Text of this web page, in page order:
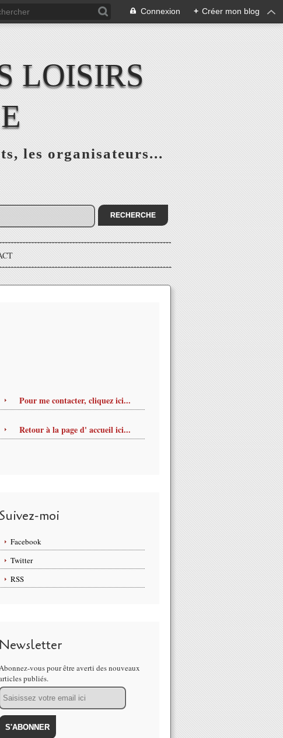
Connexion + Créer mon blog
LOISIRS
les organisateurs...
Pour me contacter, cliquez ici...
Retour à la page d' accueil ici...
moi
Facebook
Twitter
RSS
Newsletter
vous pour être averti des nouveaux
publiés.